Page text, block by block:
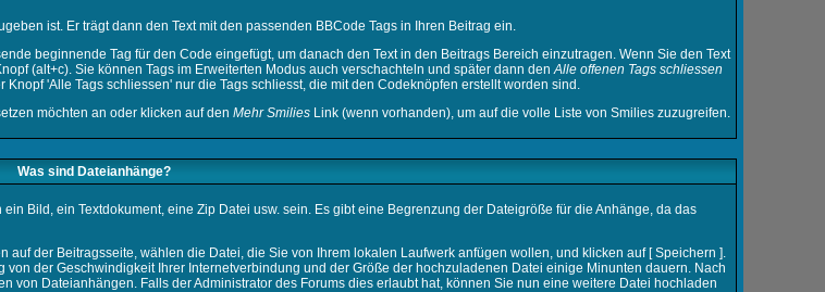
ist. Er trägt dann den Text mit den passenden BBCode Tags in Ihren Beitrag ein.
beginnende Tag für den Code eingefügt, um danach den Text in den Beitrags Bereich einzutragen. Wenn Sie den Text
(alt+c). Sie können Tags im Erweiterten Modus auch verschachteln und später dann denAlle offenen Tags schliessen
'Alle Tags schliessen' nur die Tags schliesst, die mit den Codeknöpfen erstellt worden sind.
möchten an oder klicken auf den Mehr SmiliesLink (wenn vorhanden), um auf die volle Liste von Smilies zuzugreifen.
Was sind Dateianhänge?
Bild, ein Textdokument, eine Zip Datei usw. sein. Es gibt eine Begrenzung der Dateigröße für die Anhänge, da das
der Beitragsseite, wählen die Datei, die Sie von Ihrem lokalen Laufwerk anfügen wollen, und klicken auf [ Speichern ].
der Geschwindigkeit Ihrer Internetverbindung und der Größe der hochzuladenen Datei einige Minunten dauern. Nach
Dateianhängen. Falls der Administrator des Forums dies erlaubt hat, können Sie nun eine weitere Datei hochladen